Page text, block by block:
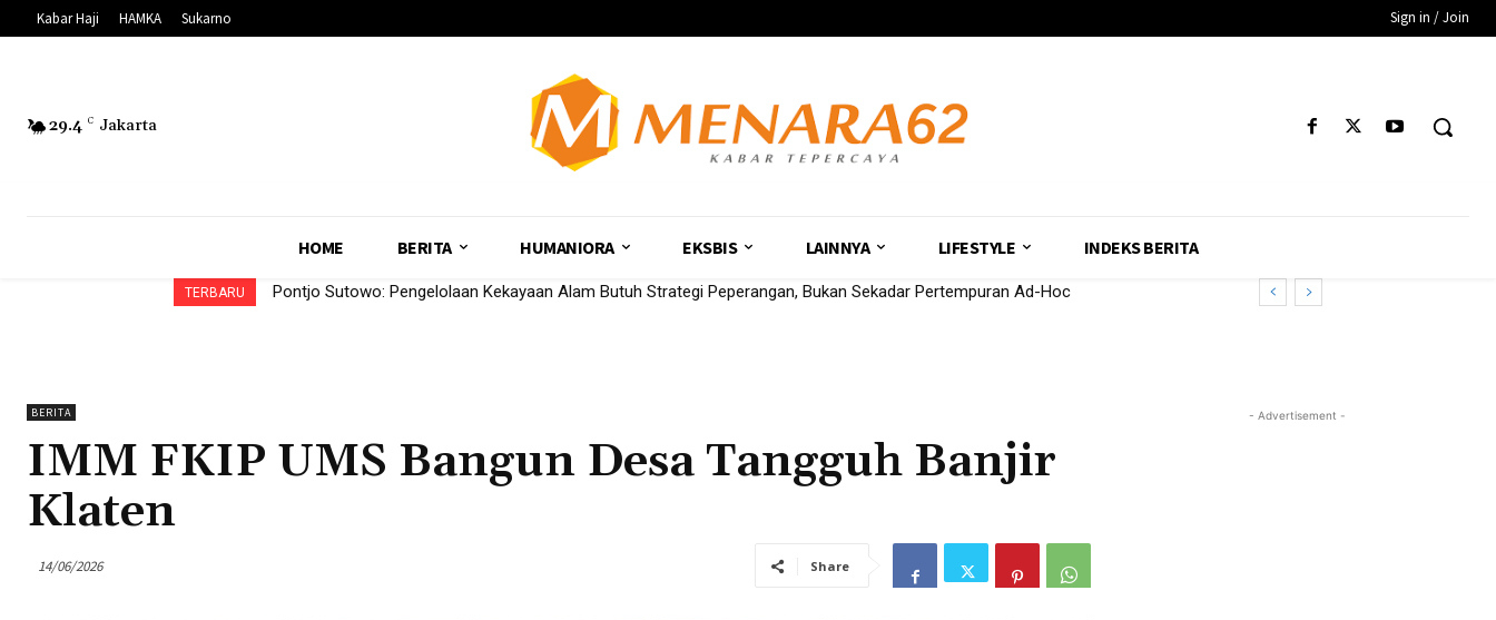
Kabar Haji HAMKA Sukarno Sign in / Join
29.4 C Jakarta
HOME BERITA HUMANIORA EKSBIS LAINNYA LIFESTYLE INDEKS BERITA
TERBARU Pontjo Sutowo: Pengelolaan Kekayaan Alam Butuh Strategi Peperangan, Bukan Sekadar Pertempuran Ad-Hoc
Haedar Nashir: Muktamar NA Cetak Pemimpin Perempuan Berkemajuan
BERITA
IMM FKIP UMS Bangun Desa Tangguh Banjir
Klaten
14/06/2026 Share
- Advertisement -